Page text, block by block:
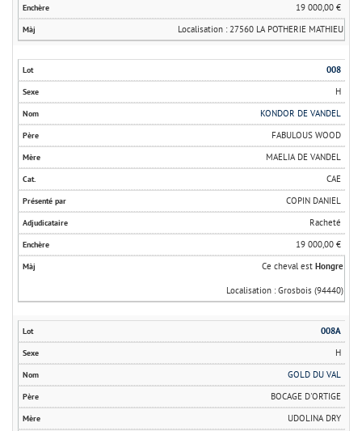
19 000,00 €
Localisation : 27560 LA POTHERIE MATHIEU
008
H
KONDOR DE VANDEL
FABULOUS WOOD
MAELIA DE VANDEL
CAE
COPIN DANIEL
Racheté
19 000,00 €
Ce cheval estHongre
Localisation : Grosbois (94440)
008A
H
GOLD DU VAL
BOCAGE D'ORTIGE
UDOLINA DRY